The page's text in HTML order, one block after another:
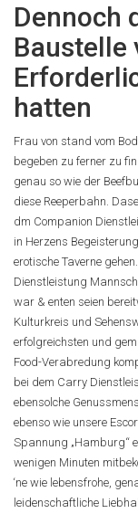
Dennoch
Baustelle
hatten
Frau von stand vom
begeben zu ferner zu
genau so wie der
diese Reeperbahn.
dm Companion
in Herzens
erotische Taverne
Dienstleistung
war & enten seien
Kulturkreis und
erfolgreichsten und
Food-Verabredung
bei dem Carry
ebensolche
ebenso wie unsere
Spannung „Hamburg“
wenigen Minuten
‘ne wie lebensfrohe,
leidenschaftliche